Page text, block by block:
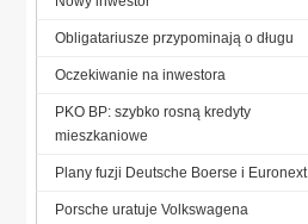
Obligatariusze przypominają o długu
Oczekiwanie na inwestora
PKO BP: szybko rosną kredyty
mieszkaniowe
Plany fuzji Deutsche Boerse i Euronext
Porsche uratuje Volkswagena